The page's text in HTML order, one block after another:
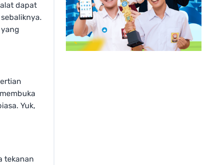
dapat
Yuk,
tekanan